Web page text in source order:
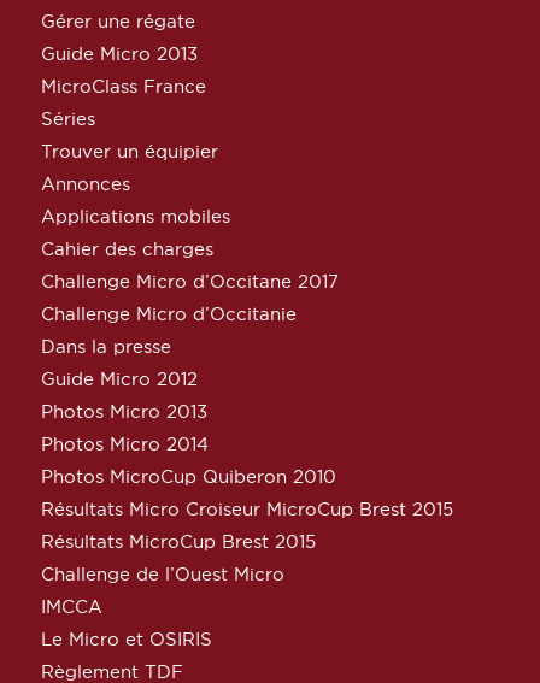
Gérer une régate
Guide Micro 2013
MicroClass France
Séries
Trouver un équipier
Annonces
Applications mobiles
Cahier des charges
Challenge Micro d’Occitane 2017
Challenge Micro d’Occitanie
Dans la presse
Guide Micro 2012
Photos Micro 2013
Photos Micro 2014
Photos MicroCup Quiberon 2010
Résultats Micro Croiseur MicroCup Brest 2015
Résultats MicroCup Brest 2015
Challenge de l’Ouest Micro
IMCCA
Le Micro et OSIRIS
Règlement TDF